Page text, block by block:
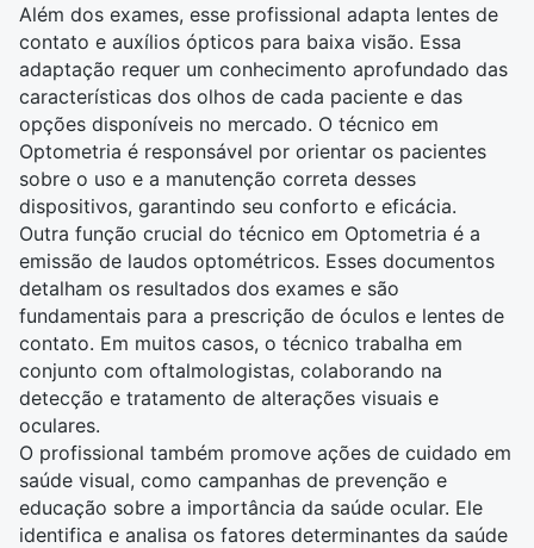
Além dos exames, esse profissional adapta lentes de
contato e auxílios ópticos para baixa visão. Essa
adaptação requer um conhecimento aprofundado das
características dos olhos de cada paciente e das
opções disponíveis no mercado. O técnico em
Optometria é responsável por orientar os pacientes
sobre o uso e a manutenção correta desses
dispositivos, garantindo seu conforto e eficácia.
Outra função crucial do técnico em Optometria é a
emissão de laudos optométricos. Esses documentos
detalham os resultados dos exames e são
fundamentais para a prescrição de óculos e lentes de
contato. Em muitos casos, o técnico trabalha em
conjunto com oftalmologistas, colaborando na
detecção e tratamento de alterações visuais e
oculares.
O profissional também promove ações de cuidado em
saúde visual, como campanhas de prevenção e
educação sobre a importância da saúde ocular. Ele
identifica e analisa os fatores determinantes da saúde